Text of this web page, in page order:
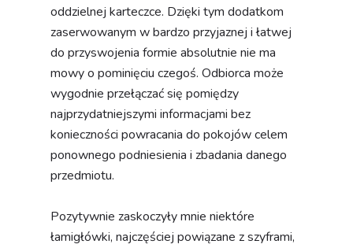
oddzielnej karteczce. Dzięki tym dodatkom
zaserwowanym w bardzo przyjaznej i łatwej
do przyswojenia formie absolutnie nie ma
mowy o pominięciu czegoś. Odbiorca może
wygodnie przełączać się pomiędzy
najprzydatniejszymi informacjami bez
konieczności powracania do pokojów celem
ponownego podniesienia i zbadania danego
przedmiotu.
Pozytywnie zaskoczyły mnie niektóre
łamigłówki, najczęściej powiązane z szyframi,